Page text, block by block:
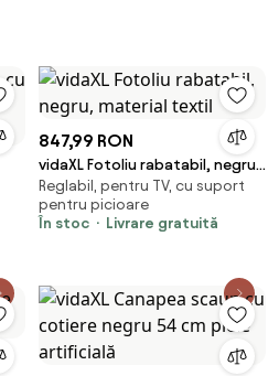
847,99 RON
vidaXL Fotoliu rabatabil, negru,
material textil
Reglabil, pentru TV, cu suport
pentru picioare
În stoc
Livrare gratuită